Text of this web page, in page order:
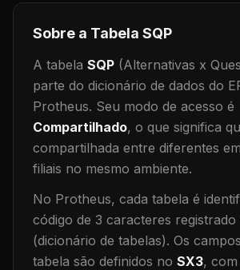
Sobre a Tabela SQP
A tabela SQP (Alternativas x
parte do dicionário de dados do
Protheus. Seu modo de acesso é
Compartilhado, o que significa
compartilhada entre diferentes
filiais no mesmo ambiente.
No Protheus, cada tabela é
código de 3 caracteres registrado
(dicionário de tabelas). Os
tabela são definidos no SX3, com